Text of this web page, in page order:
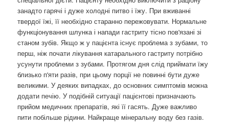
занадто гарячі і дуже холодні питво і їжу. При вживанні
твердої їжі, її необхідно старанно пережовувати. Нормальне
функціонування шлунка і напади гастриту тісно пов'язані зі
станом зубів. Якщо ж у пацієнта існує проблема з зубами, то
перш, ніж почати лікування катарального гастриту потрібно
усунути проблеми з зубами. Протягом дня слід приймати їжу
близько п'яти разів, при цьому порції не повинні бути дуже
великими. У деяких випадках, до основних симптомів можна
додати печію. У подібній ситуації пацієнтові призначають
прийом медичних препаратів, які її гасять. Дуже важливо
пити побільше рідини. Найкраще мінеральну воду без газів.